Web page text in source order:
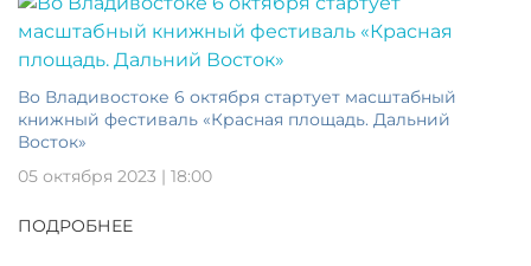
Во Владивостоке 6 октября стартует масштабный
книжный фестиваль «Красная площадь. Дальний
Восток»
05 октября 2023 | 18:00
ПОДРОБНЕЕ